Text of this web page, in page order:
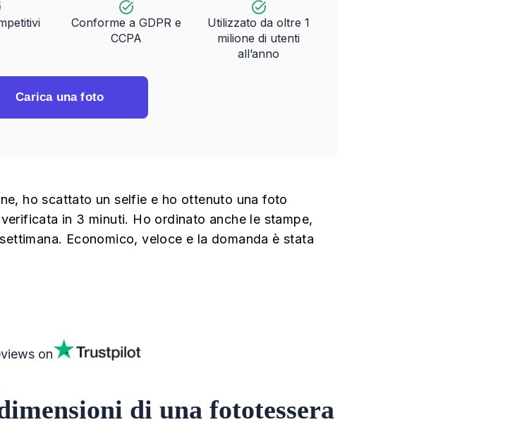
Conforme a GDPR e
CCPA
Utilizzato da oltre 1
milione di utenti
all’anno
Carica una foto
ho scattato un selfie e ho ottenuto una foto
in 3 minuti. Ho ordinato anche le stampe,
Economico, veloce e la domanda è stata
on
di una fototessera